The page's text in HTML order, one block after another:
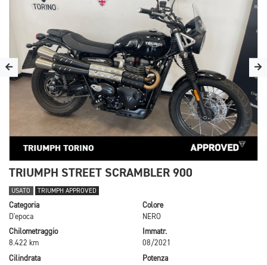
TRIUMPH STREET SCRAMBLER 900
USATO TRIUMPH APPROVED
Categoria
D'epoca
Colore
NERO
Chilometraggio
8.422 km
Immatr.
08/2021
Cilindrata
Potenza